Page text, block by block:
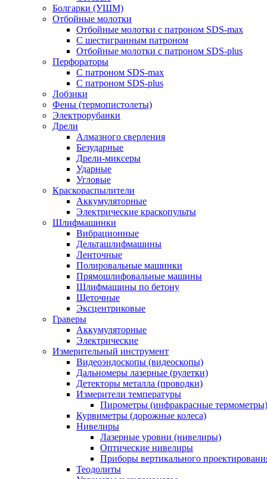
Болгарки (УШМ)
Отбойные молотки
Отбойные молотки с патроном SDS-max
С шестигранным патроном
Отбойные молотки с патроном SDS-plus
Перфораторы
С патроном SDS-max
С патроном SDS-plus
Лобзики
Фены (термопистолеты)
Электрорубанки
Дрели
Алмазного сверления
Безударные
Дрели-миксеры
Ударные
Угловые
Краскораспылители
Аккумуляторные
Электрические краскопульты
Шлифмашинки
Вибрационные
Дельташлифмашины
Ленточные
Полировальные машинки
Прямошлифовальные машины
Шлифмашины по бетону
Щеточные
Эксцентриковые
Граверы
Аккумуляторные
Электрические
Измерительный инструмент
Видеоэндоскопы (видеоскопы)
Дальномеры лазерные (рулетки)
Детекторы металла (проводки)
Измерители температуры
Пирометры (инфракрасные термометры)
Курвиметры (дорожные колеса)
Нивелиры
Лазерные уровни (нивелиры)
Оптические нивелиры
Приборы вертикального
Теодолиты